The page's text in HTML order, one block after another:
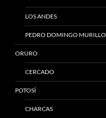
LOS ANDES
PEDRO DOMINGO MURILLO
ORURO
CERCADO
POTOSÍ
CHARCAS